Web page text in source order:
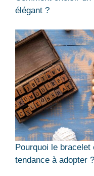
élégant ?
Pourquoi le
tendance à adopter ?